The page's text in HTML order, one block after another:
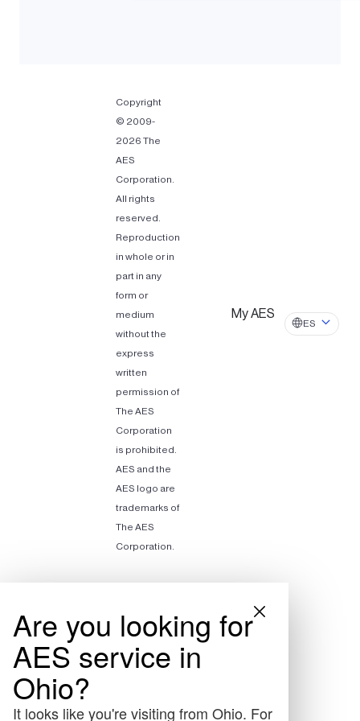
Copyright
© 2009-
2026 The
AES
Corporation.
All rights
reserved.
Reproduction
in whole or in
part in any
form or
medium
without the
express
written
permission of
The AES
Corporation
is prohibited.
AES and the
AES logo are
trademarks of
The AES
Corporation.
My AES
ES
Are you looking for
AES service in
Ohio?
It looks like you're visiting from Ohio. For